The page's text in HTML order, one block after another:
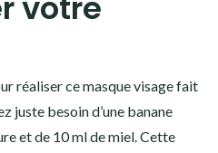
réaliser ce masque visage fait
juste besoin d’une banane
et de 10 ml de miel. Cette